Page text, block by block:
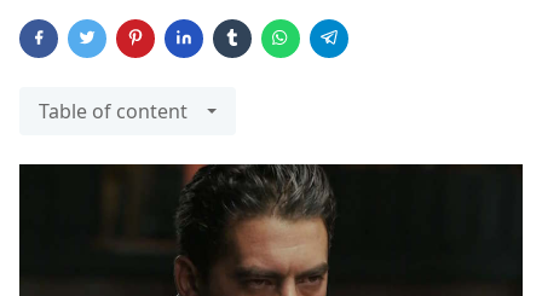
Table of content